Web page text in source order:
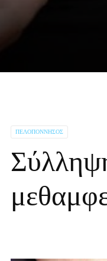
ΠΕΛΟΠΌΝΝΗΣΟΣ